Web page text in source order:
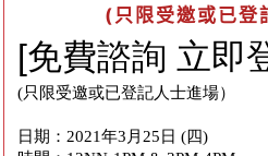
( 只限受邀或已登